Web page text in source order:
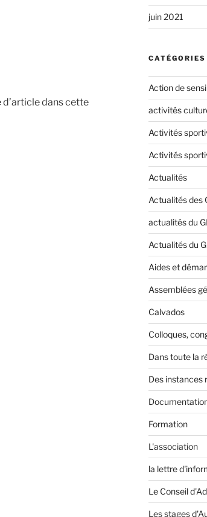
d’article dans cette
juin 2021
CATÉGORIES
Action de
activités
Activités
Activités
Actualités
Actualités des
actualités du
Actualités du
Aides et
Assemblées
Calvados
Colloques,
Dans toute la
Des instances
Formation
L'association
la lettre
Le Conseil
Les stages